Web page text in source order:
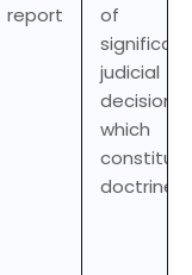
report
of
significant
judicial
decisions
which
doctrine.